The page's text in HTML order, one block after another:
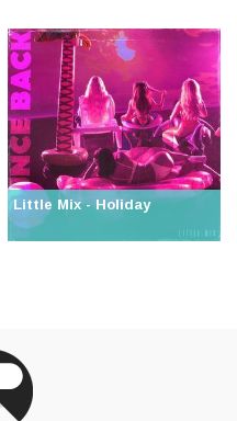
Little Mix - Holiday